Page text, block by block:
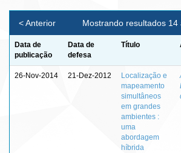
Mostrando resultados 14
< Anterior
Data de
publicação
Data de
defesa
Título
26-Nov-2014 21-Dez-2012
Localização e
mapeamento
simultâneos
em grandes
ambientes :
uma
abordagem
híbrida